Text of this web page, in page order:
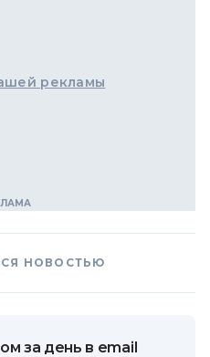
рекламы
НОВОСТЬЮ
за день в email